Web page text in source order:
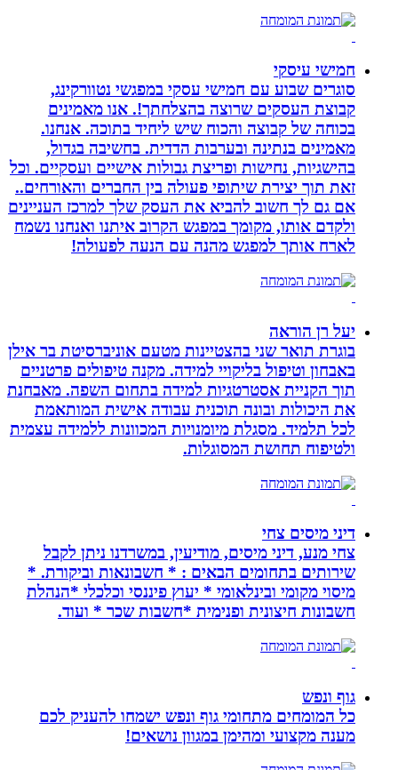
חמישי עיסקי
סוגרים שבוע עם חמישי עסקי במפגשי נטוורקינג,
קבוצת העסקים שרוצה בהצלחתך!. אנו מאמינים
בכוחה של קבוצה והכוח שיש ליחיד בתוכה. אנחנו.
מאמינים בנתינה ובערבות הדדית. בחשיבה בגדול,
בהישגיות, נחישות ופריצת גבולות אישיים ועסקיים. וכל
זאת תוך יצירת שיתופי פעולה בין החברים והאורחים..
אם גם לך חשוב להביא את העסק שלך למרכז העניינים
ולקדם אותו, מקומך במפגש הקרוב איתנו ואנחנו נשמח
לארח אותך למפגש מהנה עם הנעה לפעולה!
יעל רן הוראה
בוגרת תואר שני בהצטיינות מטעם אוניברסיטת בר אילן
באבחון וטיפול בליקויי למידה. מקנה טיפולים פרטניים
תוך הקניית אסטרטגיות למידה בתחום השפה. מאבחנת
את היכולות ובונה תוכנית עבודה אישית המותאמת
לכל תלמיד. מסגלת מיומנויות המכוונות ללמידה עצמית
ולטיפוח תחושת המסוגלות.
דיני מיסים צחי
צחי מנע, דיני מיסים, מודיעין, במשרדנו ניתן לקבל
שירותים בתחומים הבאים : * חשבונאות וביקורת. *
מיסוי מקומי ובינלאומי * יעוץ פיננסי וכלכלי *הנהלת
חשבונות חיצונית ופנימית *חשבות שכר * ועוד.
גוף ונפש
כל המומחים מתחומי גוף ונפש ישמחו להעניק לכם
מענה מקצועי ומהימן במגוון נושאים!